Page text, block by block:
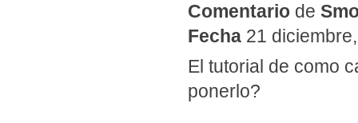
Comentario de
Fecha 21
El tutorial de como
ponerlo?